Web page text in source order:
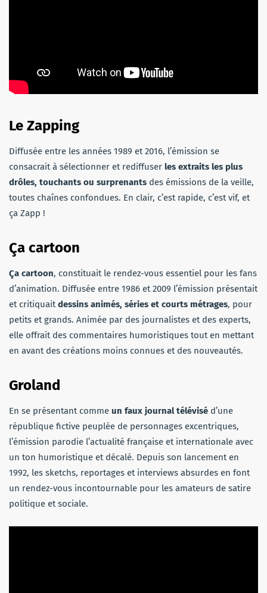
Le Zapping
Diffusée entre les années 1989 et 2016, l’émission se
consacrait à sélectionner et rediffuser les extraits les plus
drôles, touchants ou surprenants des émissions de la veille,
toutes chaînes confondues. En clair, c’est rapide, c’est vif, et
ça Zapp !
Ça cartoon
Ça cartoon, constituait le rendez-vous essentiel pour les fans
d’animation. Diffusée entre 1986 et 2009 l’émission présentait
et critiquaitdessins animés, séries et courts métrages, pour
petits et grands. Animée par des journalistes et des experts,
elle offrait des commentaires humoristiques tout en mettant
en avant des créations moins connues et des nouveautés.
Groland
En se présentant comme un faux journal télévisé d’une
république fictive peuplée de personnages excentriques,
l’émission parodie l’actualité française et internationale avec
un ton humoristique et décalé. Depuis son lancement en
1992, les sketchs, reportages et interviews absurdes en font
un rendez-vous incontournable pour les amateurs de satire
politique et sociale.